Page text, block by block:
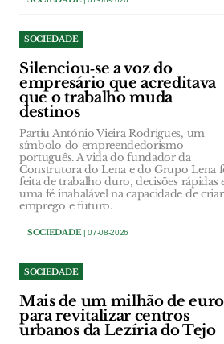
SOCIEDADE
Silenciou‑se a voz do
empresário que acreditava
que o trabalho muda
destinos
Partiu António Vieira Rodrigues, um
símbolo do empreendedorismo
português. A vida do fundador da
Construtora do Lena e do Grupo Lena
feita de trabalho duro, decisões rápidas
uma fé inabalável na capacidade de criar
emprego e futuro.
SOCIEDADE| 07-08-2026
SOCIEDADE
Mais de um milhão de
para revitalizar centros
urbanos da Lezíria do Tejo